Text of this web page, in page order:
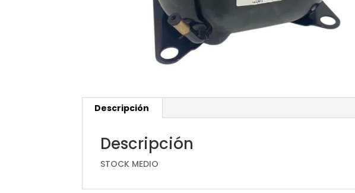
Descripción
Descripción
STOCK MEDIO